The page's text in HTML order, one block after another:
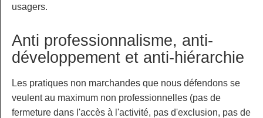
usagers.
Anti professionnalisme, anti-
développement et anti-hiérarchie
Les pratiques non marchandes que nous défendons se
veulent au maximum non professionnelles (pas de
fermeture dans l'accès à l'activité, pas d'exclusion, pas de